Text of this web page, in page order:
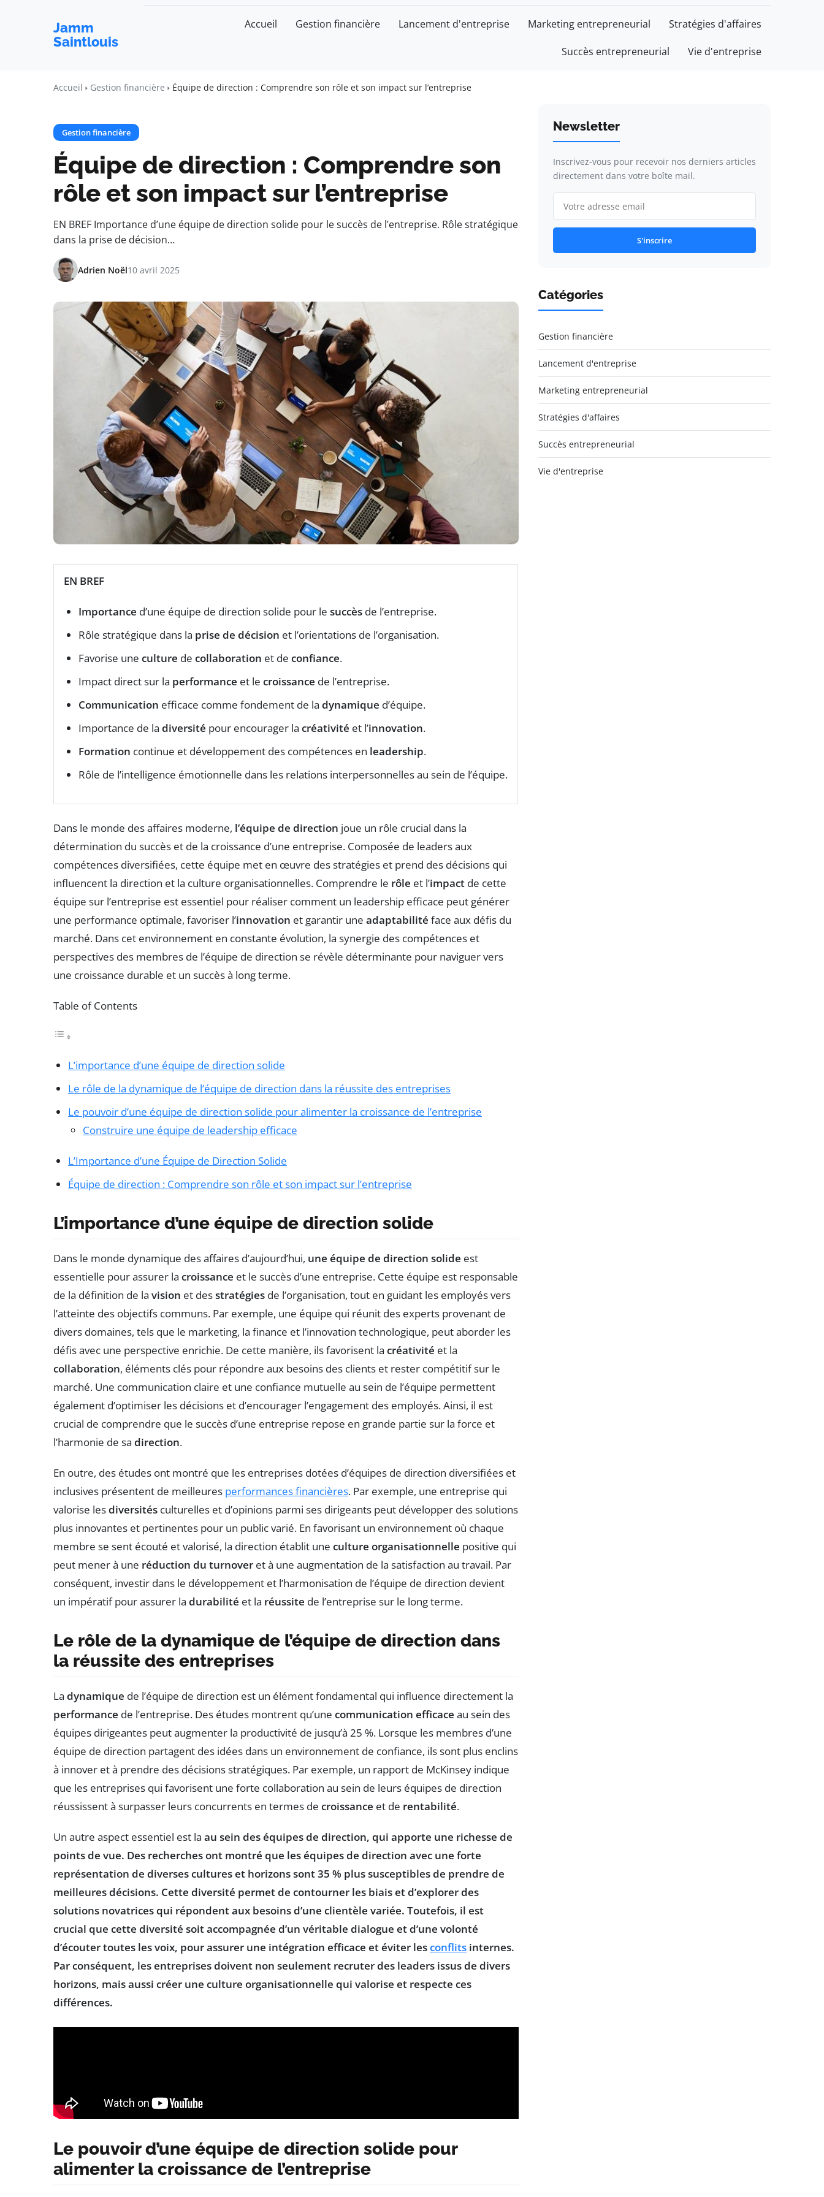
Jamm
Saintlouis
Accueil Gestion financière Lancement d'entreprise Marketing entrepreneurial Stratégies d'affaires
Succès entrepreneurial Vie d'entreprise
Accueil Gestion financière Équipe de direction : Comprendre son rôle et son impact sur l’entreprise
Gestion financière
Équipe de direction : Comprendre son
rôle et son impact sur l’entreprise
EN BREF Importance d’une équipe de direction solide pour le succès de l’entreprise. Rôle stratégique
dans la prise de décision…
Adrien Noël10 avril 2025
EN BREF
Importance d’une équipe de direction solide pour le succès de l’entreprise.
Rôle stratégique dans la prise de décision et l’orientations de l’organisation.
Favorise une culture de collaboration et de confiance.
Impact direct sur la performance et le croissance de l’entreprise.
Communication efficace comme fondement de la dynamique d’équipe.
Importance de la diversité pour encourager la créativité et l’innovation.
Formation continue et développement des compétences en leadership.
Rôle de l’intelligence émotionnelle dans les relations interpersonnelles au sein de l’équipe.
Dans le monde des affaires moderne, l’équipe de direction joue un rôle crucial dans la
détermination du succès et de la croissance d’une entreprise. Composée de leaders aux
compétences diversifiées, cette équipe met en œuvre des stratégies et prend des décisions qui
influencent la direction et la culture organisationnelles. Comprendre le rôle et l’impact de cette
équipe sur l’entreprise est essentiel pour réaliser comment un leadership efficace peut générer
une performance optimale, favoriser l’innovation et garantir une adaptabilité face aux défis du
marché. Dans cet environnement en constante évolution, la synergie des compétences et
perspectives des membres de l’équipe de direction se révèle déterminante pour naviguer vers
une croissance durable et un succès à long terme.
Table of Contents
L’importance d’une équipe de direction solide
Le rôle de la dynamique de l’équipe de direction dans la réussite des entreprises
Le pouvoir d’une équipe de direction solide pour alimenter la croissance de l’entreprise
Construire une équipe de leadership efficace
L’Importance d’une Équipe de Direction Solide
Équipe de direction : Comprendre son rôle et son impact sur l’entreprise
L’importance d’une équipe de direction solide
Dans le monde dynamique des affaires d’aujourd’hui, une équipe de direction solide est
essentielle pour assurer la croissance et le succès d’une entreprise. Cette équipe est responsable
de la définition de la vision et desstratégies de l’organisation, tout en guidant les employés vers
l’atteinte des objectifs communs. Par exemple, une équipe qui réunit des experts provenant de
divers domaines, tels que le marketing, la finance et l’innovation technologique, peut aborder les
défis avec une perspective enrichie. De cette manière, ils favorisent la créativité et la
collaboration, éléments clés pour répondre aux besoins des clients et rester compétitif sur le
marché. Une communication claire et une confiance mutuelle au sein de l’équipe permettent
également d’optimiser les décisions et d’encourager l’engagement des employés. Ainsi, il est
crucial de comprendre que le succès d’une entreprise repose en grande partie sur la force et
l’harmonie de sa direction.
En outre, des études ont montré que les entreprises dotées d’équipes de direction diversifiées et
inclusives présentent de meilleures performances financières. Par exemple, une entreprise qui
valorise lesdiversités culturelles et d’opinions parmi ses dirigeants peut développer des solutions
plus innovantes et pertinentes pour un public varié. En favorisant un environnement où chaque
membre se sent écouté et valorisé, la direction établit une culture organisationnelle positive qui
peut mener à une réduction du turnover et à une augmentation de la satisfaction au travail. Par
conséquent, investir dans le développement et l’harmonisation de l’équipe de direction devient
un impératif pour assurer la durabilité et la réussite de l’entreprise sur le long terme.
Le rôle de la dynamique de l’équipe de direction dans
la réussite des entreprises
La dynamique de l’équipe de direction est un élément fondamental qui influence directement la
performance de l’entreprise. Des études montrent qu’une communication efficace au sein des
équipes dirigeantes peut augmenter la productivité de jusqu’à 25 %. Lorsque les membres d’une
équipe de direction partagent des idées dans un environnement de confiance, ils sont plus enclins
à innover et à prendre des décisions stratégiques. Par exemple, un rapport de McKinsey indique
que les entreprises qui favorisent une forte collaboration au sein de leurs équipes de direction
réussissent à surpasser leurs concurrents en termes de croissance et de rentabilité.
Un autre aspect essentiel est la au sein des équipes de direction, qui apporte une richesse de
points de vue. Des recherches ont montré que les équipes de direction avec une forte
représentation de diverses cultures et horizons sont 35 % plus susceptibles de prendre de
meilleures décisions. Cette diversité permet de contourner les biais et d’explorer des
solutions novatrices qui répondent aux besoins d’une clientèle variée. Toutefois, il est
crucial que cette diversité soit accompagnée d’un véritable dialogue et d’une volonté
d’écouter toutes les voix, pour assurer une intégration efficace et éviter lesconflits internes.
Par conséquent, les entreprises doivent non seulement recruter des leaders issus de divers
horizons, mais aussi créer une culture organisationnelle qui valorise et respecte ces
différences.
Le pouvoir d’une équipe de direction solide pour
alimenter la croissance de l’entreprise
Newsletter
Inscrivez-vous pour recevoir nos derniers articles
directement dans votre boîte mail.
S'inscrire
Catégories
Gestion financière
Lancement d'entreprise
Marketing entrepreneurial
Stratégies d'affaires
Succès entrepreneurial
Vie d'entreprise